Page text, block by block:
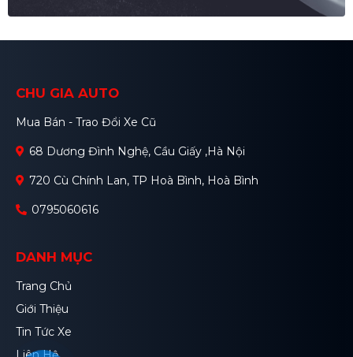
CHU GIA AUTO
Mua Bán - Trao Đổi Xe Cũ
68 Dương Đình Nghệ, Cầu Giấy ,Hà Nội
720 Cù Chính Lan, TP Hoà Bình, Hoà Bình
0795060616
DANH MỤC
Trang Chủ
Giới Thiệu
Tin Tức Xe